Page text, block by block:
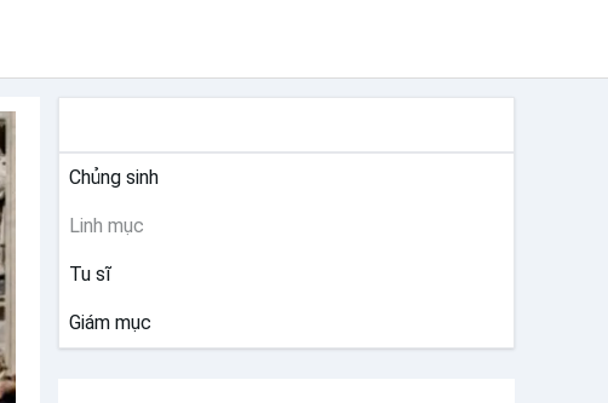
Chủng sinh
Linh mục
Tu sĩ
Giám mục